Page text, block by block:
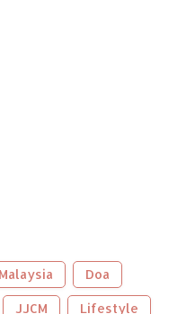
Doa
JJCM Lifestyle